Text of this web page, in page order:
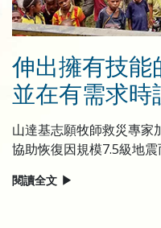
伸出擁有技能
並在有需求時
山達基志願牧師救災專家
協助恢復因規模7.5級地震
閱讀全文 ▶